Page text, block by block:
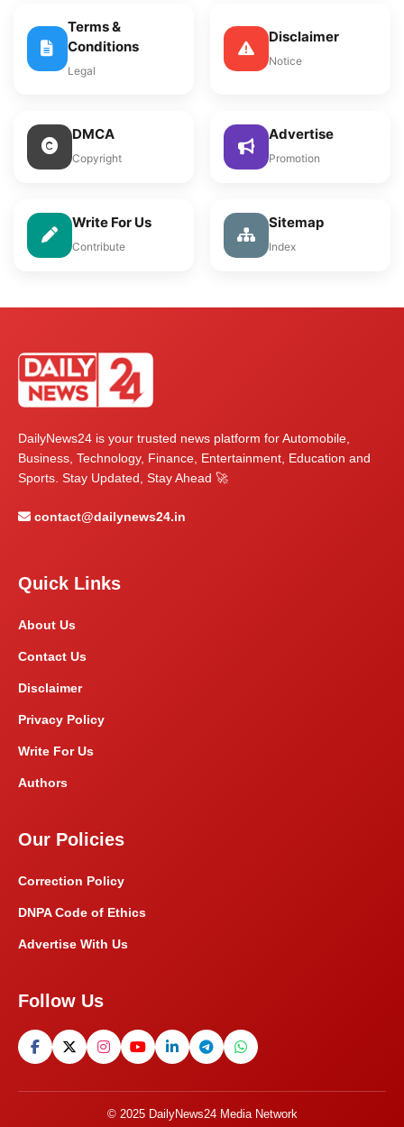
Terms &
Conditions
Legal
Disclaimer
Notice
DMCA
Copyright
Advertise
Promotion
Write For Us
Contribute
Sitemap
Index
DailyNews24 is your trusted news platform for Automobile,
Business, Technology, Finance, Entertainment, Education and
Sports. Stay Updated, Stay Ahead 🚀
contact@dailynews24.in
Quick Links
About Us
Contact Us
Disclaimer
Privacy Policy
Write For Us
Authors
Our Policies
Correction Policy
DNPA Code of Ethics
Advertise With Us
Follow Us
© 2025 DailyNews24 Media Network